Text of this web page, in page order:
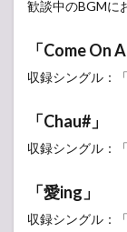
歓談中のBGMに
「Come On
収録シングル：「
「Chau#」
収録シングル：「
「愛ing」
収録シングル：「